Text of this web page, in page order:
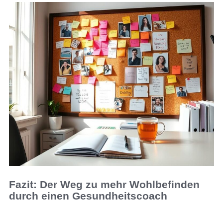
Fazit: Der Weg zu mehr Wohlbefinden
durch einen Gesundheitscoach